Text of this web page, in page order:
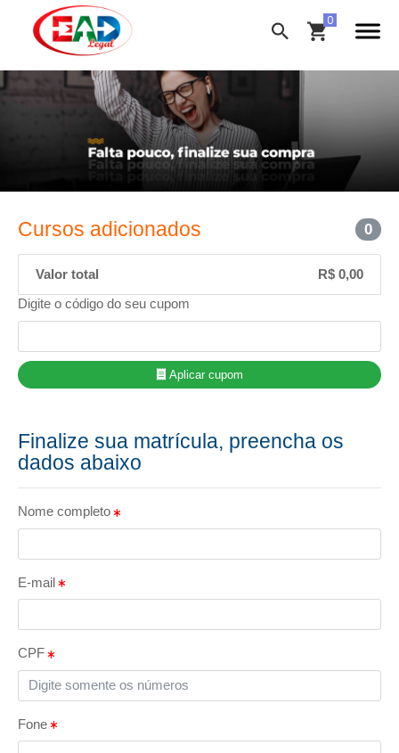
Cursos adicionados 0
Valor total
R$ 0,00
Digite o código do seu cupom
Aplicar cupom
Finalize sua matrícula, preencha os
dados abaixo
Nome completo
E-mail
CPF
Fone